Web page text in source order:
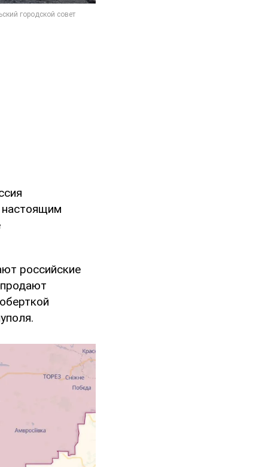
настоящим
российские